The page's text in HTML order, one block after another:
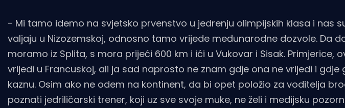
- Mi tamo idemo na svjetsko prvenstvo u jedrenju olimpijskih klasa i nas
valjaju u Nizozemskoj, odnosno tamo vrijede međunarodne dozvole. Da
moramo iz Splita, s mora prijeći 600 km i ići u Vukovar i Sisak. Primjerice,
vrijedi u Francuskoj, ali ja sad naprosto ne znam gdje ona ne vrijedi i
kaznu. Osim ako ne odem na kontinent, da bi opet položio za voditelja
poznati jedriličarski trener, koji uz sve svoje muke, ne želi i medijsku